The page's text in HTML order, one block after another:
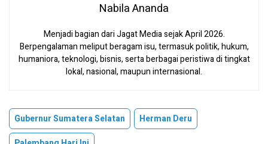
Nabila Ananda
Menjadi bagian dari Jagat Media sejak April 2026.
Berpengalaman meliput beragam isu, termasuk politik, hukum,
humaniora, teknologi, bisnis, serta berbagai peristiwa di tingkat
lokal, nasional, maupun internasional.
Gubernur Sumatera Selatan
Herman Deru